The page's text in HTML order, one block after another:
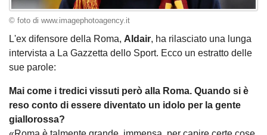
© foto di www.imagephotoagency.it
L'ex difensore della Roma, Aldair, ha rilasciato una lunga
intervista a La Gazzetta dello Sport. Ecco un estratto delle
sue parole:
Mai come i tre­dici vis­suti però alla Roma. Quando si è
reso conto di essere diven­tato un idolo per la gente
gial­lo­rossa?